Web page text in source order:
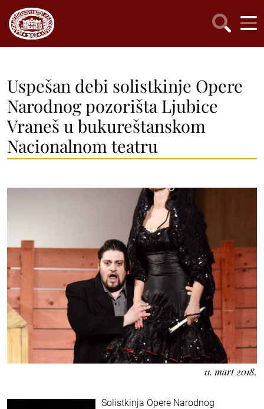
Uspešan debi solistkinje Opere
Narodnog pozorišta Ljubice
Vraneš u bukureštanskom
Nacionalnom teatru
11. mart 2018.
Solistkinja Opere Narodnog